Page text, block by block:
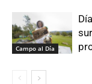
Campo al Día